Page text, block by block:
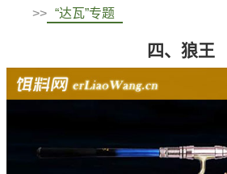
>> “达瓦”专题
四、狼王